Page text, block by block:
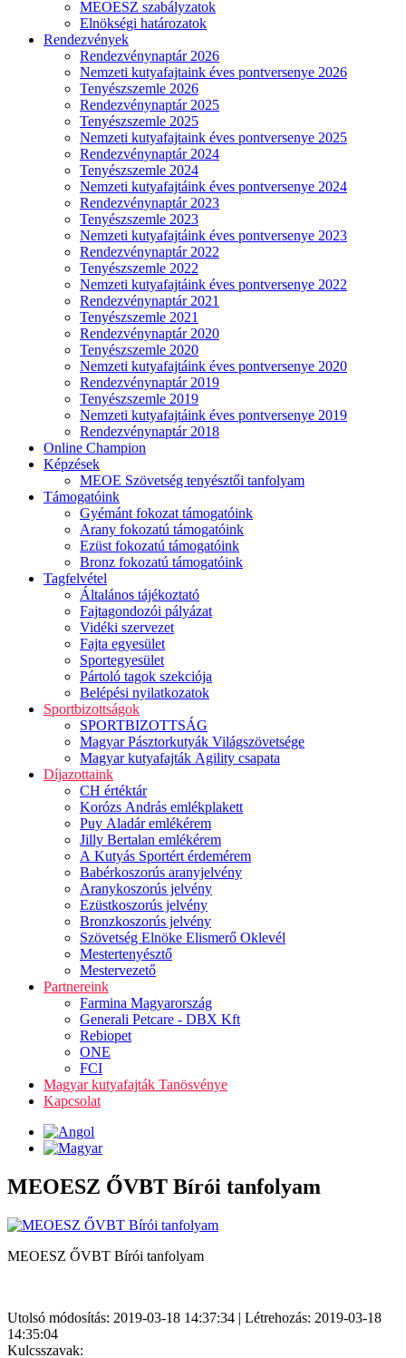
MEOESZ szabályzatok
Elnökségi határozatok
Rendezvények
Rendezvénynaptár 2026
Nemzeti kutyafajtaink éves pontversenye 2026
Tenyészszemle 2026
Rendezvénynaptár 2025
Tenyészszemle 2025
Nemzeti kutyafajtaink éves pontversenye 2025
Rendezvénynaptár 2024
Tenyészszemle 2024
Nemzeti kutyafajtáink éves pontversenye 2024
Rendezvénynaptár 2023
Tenyészszemle 2023
Nemzeti kutyafajtáink éves pontversenye 2023
Rendezvénynaptár 2022
Tenyészszemle 2022
Nemzeti kutyafajtáink éves pontversenye 2022
Rendezvénynaptár 2021
Tenyészszemle 2021
Rendezvénynaptár 2020
Tenyészszemle 2020
Nemzeti kutyafajtáink éves pontversenye 2020
Rendezvénynaptár 2019
Tenyészszemle 2019
Nemzeti kutyafajtáink éves pontversenye 2019
Rendezvénynaptár 2018
Online Champion
Képzések
MEOE Szövetség tenyésztői tanfolyam
Támogatóink
Gyémánt fokozat támogatóink
Arany fokozatú támogatóink
Ezüst fokozatú támogatóink
Bronz fokozatú támogatóink
Tagfelvétel
Általános tájékoztató
Fajtagondozói pályázat
Vidéki szervezet
Fajta egyesület
Sportegyesület
Pártoló tagok szekciója
Belépési nyilatkozatok
Sportbizottságok
SPORTBIZOTTSÁG
Magyar Pásztorkutyák Világszövetsége
Magyar kutyafajták Agility csapata
Díjazottaink
CH értéktár
Korózs András emlékplakett
Puy Aladár emlékérem
Jilly Bertalan emlékérem
A Kutyás Sportért érdemérem
Babérkoszorús aranyjelvény
Aranykoszorús jelvény
Ezüstkoszorús jelvény
Bronzkoszorús jelvény
Szövetség Elnöke Elismerő Oklevél
Mestertenyésztő
Mestervezető
Partnereink
Farmina Magyarország
Generali Petcare - DBX Kft
Rebiopet
ONE
FCI
Magyar kutyafajták Tanösvénye
Kapcsolat
MEOESZ ŐVBT Bírói tanfolyam
MEOESZ ŐVBT Bírói tanfolyam
Utolsó módosítás: 2019-03-18 14:37:34 | Létrehozás: 2019-03-18
14:35:04
Kulcsszavak: